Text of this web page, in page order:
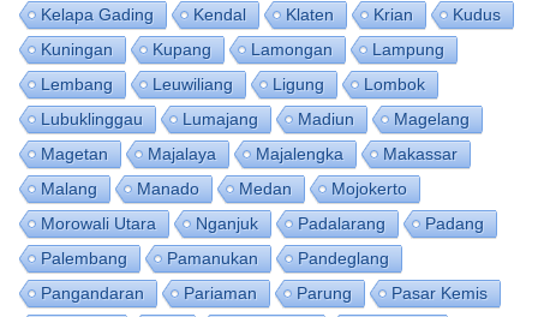
Kelapa Gading
Kendal Klaten Krian
Kudus
Kuningan
Kupang Lamongan
Lampung
Lembang
Leuwiliang Ligung
Lombok
Lubuklinggau
Lumajang Madiun
Magelang
Magetan
Majalaya Majalengka
Makassar
Malang
Manado Medan
Mojokerto
Morowali Utara
Nganjuk Padalarang
Padang
Palembang
Pamanukan
Pandeglang
Pangandaran
Pariaman Parung
Pasar Kemis